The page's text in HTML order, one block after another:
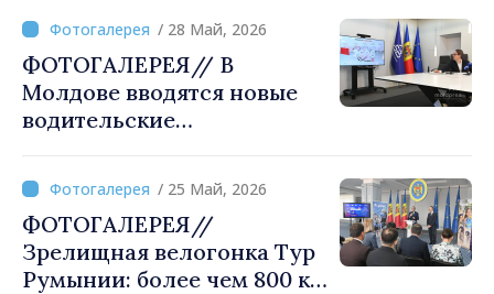
примэрии. Развитые
населенные пункты».
Специальный гость –
исполняющий обязанности
премьер-министра
/ 28 Май, 2026
ФОТОГАЛЕРЕЯ// В
Молдове вводятся новые
водительские
/ 25 Май, 2026
ФОТОГАЛЕРЕЯ//
Зрелищная велогонка Тур
Румынии: более чем 800 км